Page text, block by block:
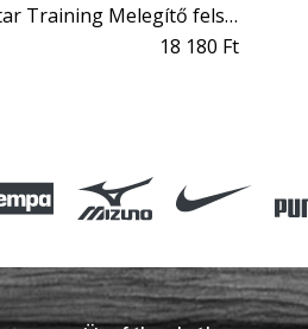
Erima Evo Star Training Melegítő felsők
18 180 Ft